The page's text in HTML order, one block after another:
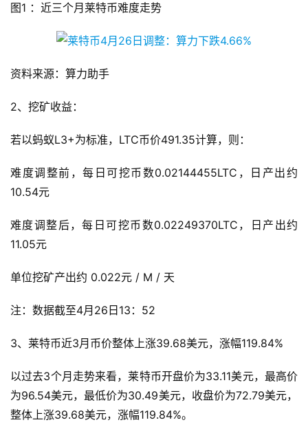
图1 ：近三个月莱特币难度走势
资料来源：算力助手
2、挖矿收益：
若以蚂蚁L3+为标准，LTC币价491.35计算，则：
难度调整前，每日可挖币数0.02144455LTC，日产出约
10.54元
难度调整后，每日可挖币数0.02249370LTC，日产出约
11.05元
单位挖矿产出约 0.022元 / M / 天
注：数据截至4月26日13：52
3、莱特币近3月币价整体上涨39.68美元，涨幅119.84%
以过去3个月走势来看，莱特币开盘价为33.11美元，最高价
为96.54美元，最低价为30.49美元，收盘价为72.79美元，
整体上涨39.68美元，涨幅119.84%。